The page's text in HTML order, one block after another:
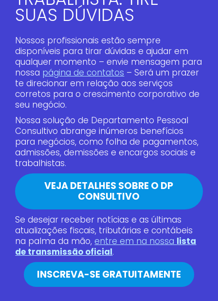
SUAS DÚVIDAS
Nossos profissionais estão sempre
disponíveis para tirar dúvidas e ajudar em
qualquer momento – envie mensagem para
nossa página de contatos – Será um prazer
te direcionar em relação aos serviços
corretos para o crescimento corporativo de
seu negócio.
Nossa solução de Departamento Pessoal
Consultivo abrange inúmeros benefícios
para negócios, como folha de pagamentos,
admissões, demissões e encargos sociais e
trabalhistas.
VEJA DETALHES SOBRE O DP
CONSULTIVO
Se desejar receber notícias e as últimas
atualizações fiscais, tributárias e contábeis
na palma da mão,entre em na nossa lista
de transmissão oficial.
INSCREVA-SE GRATUITAMENTE